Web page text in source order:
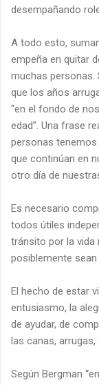
desempañando
A todo esto,
empeña en quitar
muchas personas.
que los años
“en el fondo de
edad”. Una frase
personas
que continúan en
otro día de
Es necesario
todos útiles
tránsito por la vida
posiblemente
El hecho de estar
entusiasmo, la
de ayudar, de
las canas, arrugas,
Según Bergman